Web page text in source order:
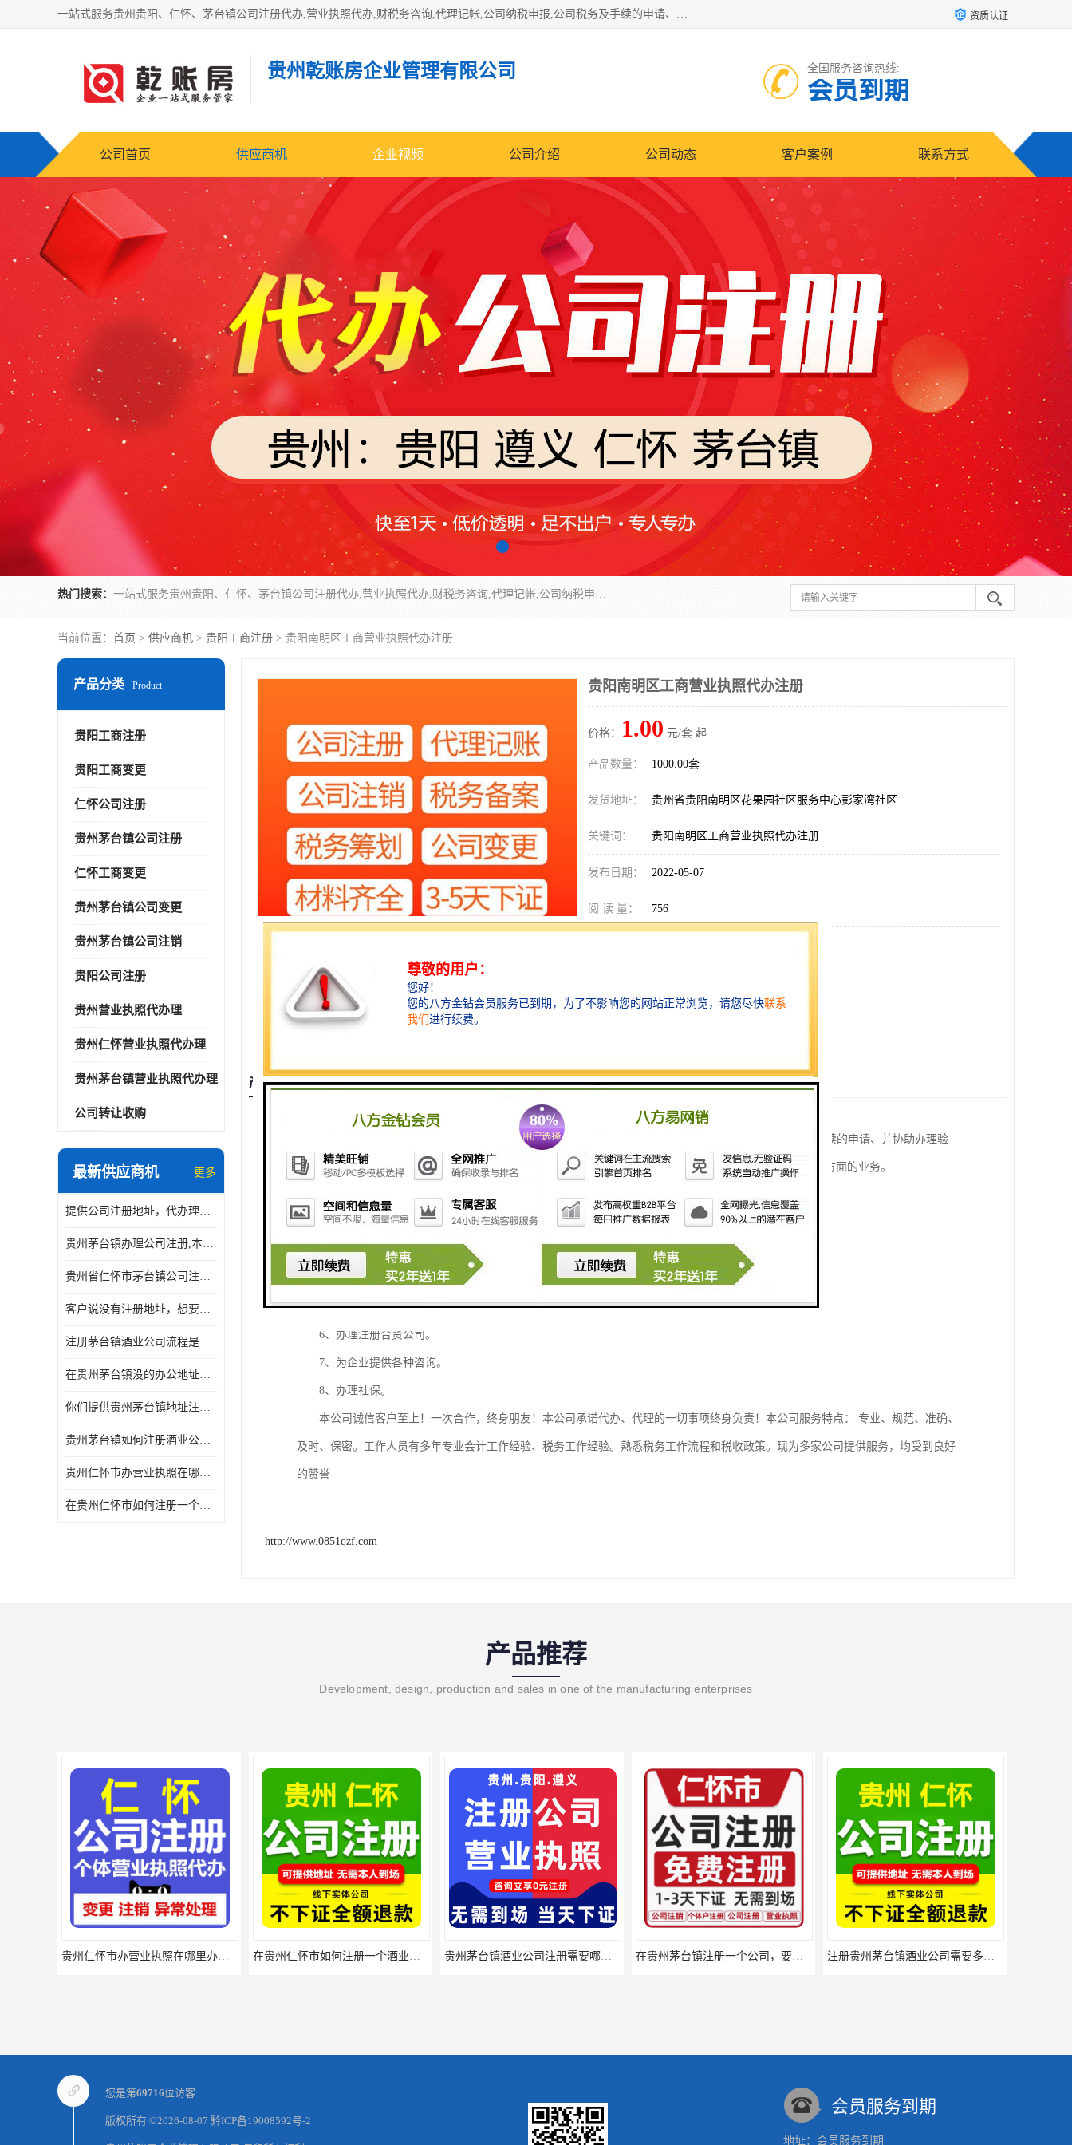
一站式服务贵州贵阳、仁怀、茅台镇公司注册代办,营业执照代办,财税务咨询,代理记帐,公司纳税申报,公司税务及手续的申请、并协助办理验资、审计、税审、工商年检等主要从事工商注册、纳税服务、会计服务、进出口权证办理服务 、管理咨询等方面的业务。 资质认证
贵州乾账房企业管理有限公司 全国服务咨询热线:
会员到期
公司首页 供应商机 企业视频 公司介绍 公司动态 客户案例 联系方式
热门搜索： 一站式服务贵州贵阳、仁怀、茅台镇公司注册代办,营业执照代办,财税务咨询,代理记帐,公司纳税申报,公司税务及手续的申请、并协助办理验资、审计、税审、工商年检等主要从事工商注册、纳税服务、会计服务、进出口权证办理服务 、管理咨询等方面的业务。
当前位置： 首页 > 供应商机 > 贵阳工商注册 > 贵阳南明区工商营业执照代办注册
产品分类 Product
贵阳工商注册
贵阳工商变更
仁怀公司注册
贵州茅台镇公司注册
仁怀工商变更
贵州茅台镇公司变更
贵州茅台镇公司注销
贵阳公司注册
贵州营业执照代办理
贵州仁怀营业执照代办理
贵州茅台镇营业执照代办理
公司转让收购
最新供应商机 更多
提供公司注册地址，代办理贵州茅台镇酒业公司营业执照
贵州茅台镇办理公司注册,本人无需到场,办理时间快至当天
贵州省仁怀市茅台镇公司注册要满足什么条件？时间要多久？
客户说没有注册地址，想要在贵州贵阳南明区注册公司执照
注册茅台镇酒业公司流程是什么?要不要本人到场？
在贵州茅台镇没的办公地址，怎么注册酒业公司或者酒厂呢？
你们提供贵州茅台镇地址注册公司，后期会不会地址异常？
贵州茅台镇如何注册酒业公司? 注册酒业公司流程有哪些?
贵州仁怀市办营业执照在哪里办理？时间要多久？
在贵州仁怀市如何注册一个酒业公司营业执照？
贵阳南明区工商营业执照代办注册
价格： 1.00 元/套 起
产品数量： 1000.00套
发货地址： 贵州省贵阳南明区花果园社区服务中心彭家湾社区
关键词： 贵阳南明区工商营业执照代办注册
发布日期： 2022-05-07
阅 读 量： 756
在线QQ：
产品描述
贵州乾账房 - 一站式服务贵阳公司注册代办,营业执照代办,财税务咨询,代理记帐,公司纳税申报,公司税务及手续的申请、并协助办理验
资、审计、税审、工商年检等主要从事工商注册、纳税服务、会计服务、进出口权证办理服务 、管理咨询等方面的业务。
1、办理公司营业证：工商注册登记，变更，注销。
2、进出口权证办理。
3、税务办理：纳税申报、一股纳税人申请。
4、食品经营许可证、餐饮许可证。
5、办理企业的银行各种事务。
6、办理注册合资公司。
7、为企业提供各种咨询。
8、办理社保。
本公司诚信客户至上！一次合作，终身朋友！本公司承诺代办、代理的一切事项终身负责！本公司服务特点： 专业、规范、准确、
及时、保密。工作人员有多年专业会计工作经验、税务工作经验。熟悉税务工作流程和税收政策。现为多家公司提供服务，均受到良好
的赞誉
http://www.0851qzf.com
产品推荐
Development, design, production and sales in one of the manufacturing enterprises
贵州仁怀市办营业执照在哪里办理？时间要多久？ 在贵州仁怀市如何注册一个酒业公司营业执照？ 贵州茅台镇酒业公司注册需要哪些文件？准备哪些资料？ 在贵州茅台镇注册一个公司，要多久？多少时间 注册贵州茅台镇酒业公司需要多少钱？注册时间要多久？
您是第69716位访客
版权所有 ©2026-08-07 黔ICP备19008592号-2
会员服务到期
地址：会员服务到期